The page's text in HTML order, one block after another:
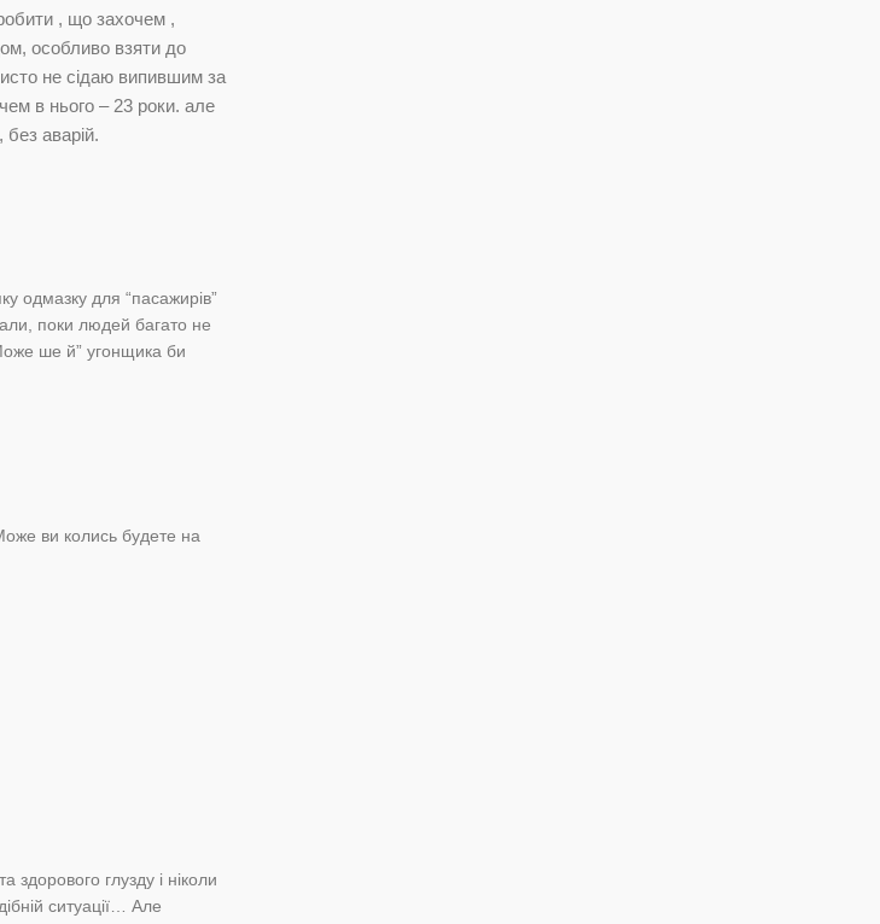
, що захочем ,
особливо взяти до
не сідаю випившим за
в нього – 23 роки. але
аварій.
одмазку для “пасажирів”
поки людей багато не
ше й” угонщика би
ви колись будете на
глузду і ніколи
ситуації… Але